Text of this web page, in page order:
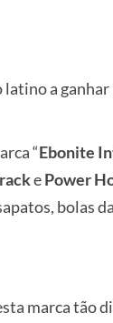
latino a
“Ebonite
ePower
bolas
marca tão